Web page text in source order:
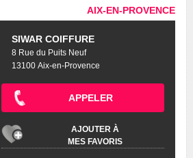
AIX-EN-PROVENCE
SIWAR COIFFURE
8 Rue du Puits Neuf
13100 Aix-en-Provence
APPELER
AJOUTER À
MES FAVORIS